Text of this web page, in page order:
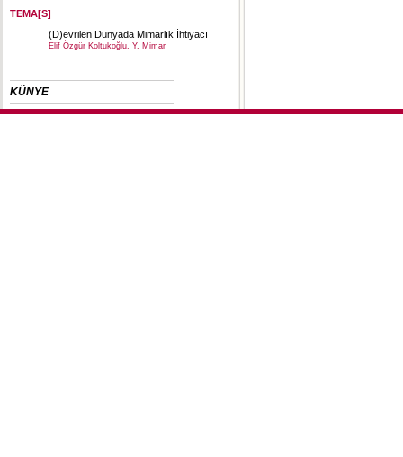
TEMA[S]
(D)evrilen Dünyada Mimarlık İhtiyacı
Elif Özgür Koltukoğlu, Y. Mimar
KÜNYE